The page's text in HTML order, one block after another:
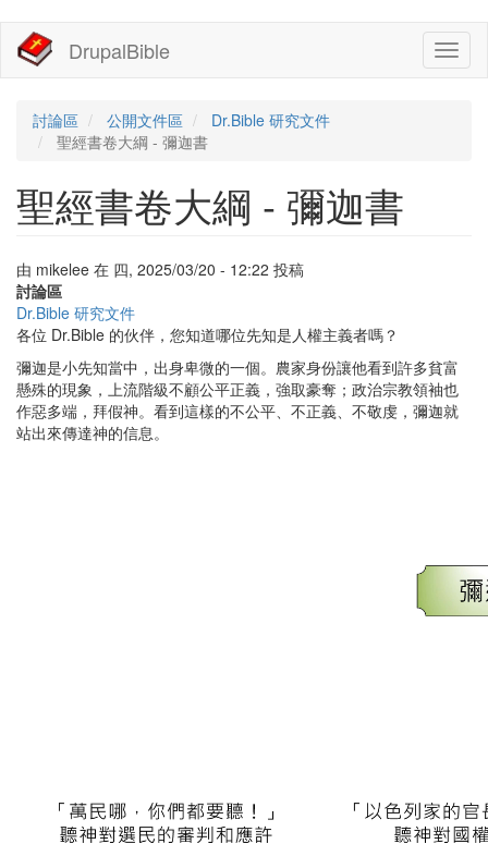
主
DrupalBible
討論區 公開文件區
Dr.Bible 研究文件
聖經書卷大綱 - 彌迦書
聖經書卷大綱 - 彌迦書
由 mikelee 在 四, 2025/03/20 - 12:22 投稿
討論區
Dr.Bible 研究文件
各位 Dr.Bible 的伙伴，您知道哪位先知是人權主義者嗎？
彌迦是小先知當中，出身卑微的一個。農家身份讓他看到許多貧富
懸殊的現象，上流階級不顧公平正義，強取豪奪；政治宗教領袖也
作惡多端，拜假神。看到這樣的不公平、不正義、不敬虔，彌迦就
站出來傳達神的信息。